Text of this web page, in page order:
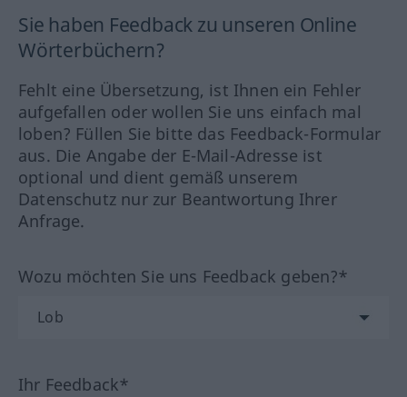
Sie haben Feedback zu unseren Online
Wörterbüchern?
Fehlt eine Übersetzung, ist Ihnen ein Fehler
aufgefallen oder wollen Sie uns einfach mal
loben? Füllen Sie bitte das Feedback-Formular
aus. Die Angabe der E-Mail-Adresse ist
optional und dient gemäß unserem
Datenschutz nur zur Beantwortung Ihrer
Anfrage.
Wozu möchten Sie uns Feedback geben?*
Ihr Feedback*